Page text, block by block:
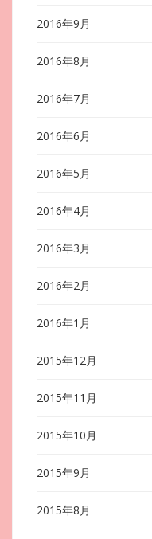
2016年9月
2016年8月
2016年7月
2016年6月
2016年5月
2016年4月
2016年3月
2016年2月
2016年1月
2015年12月
2015年11月
2015年10月
2015年9月
2015年8月